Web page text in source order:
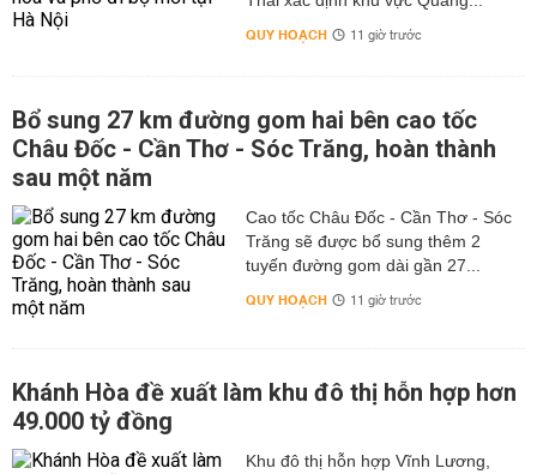
QUY HOẠCH 11 giờ trước
Bổ sung 27 km đường gom hai bên cao tốc
Châu Đốc - Cần Thơ - Sóc Trăng, hoàn thành
sau một năm
Cao tốc Châu Đốc - Cần Thơ - Sóc
Trăng sẽ được bổ sung thêm 2
tuyến đường gom dài gần 27...
QUY HOẠCH 11 giờ trước
Khánh Hòa đề xuất làm khu đô thị hỗn hợp hơn
49.000 tỷ đồng
Khu đô thị hỗn hợp Vĩnh Lương,